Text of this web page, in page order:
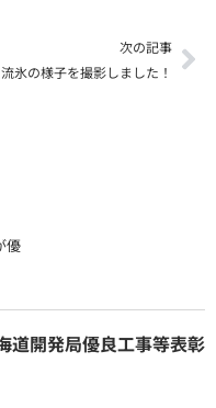
次の記事
流氷の様子を撮影しました！
優
道開発局優良工事等表彰